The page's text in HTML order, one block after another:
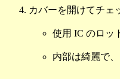
カバーを開けてチェ
使用 IC のロッ
内部は綺麗で